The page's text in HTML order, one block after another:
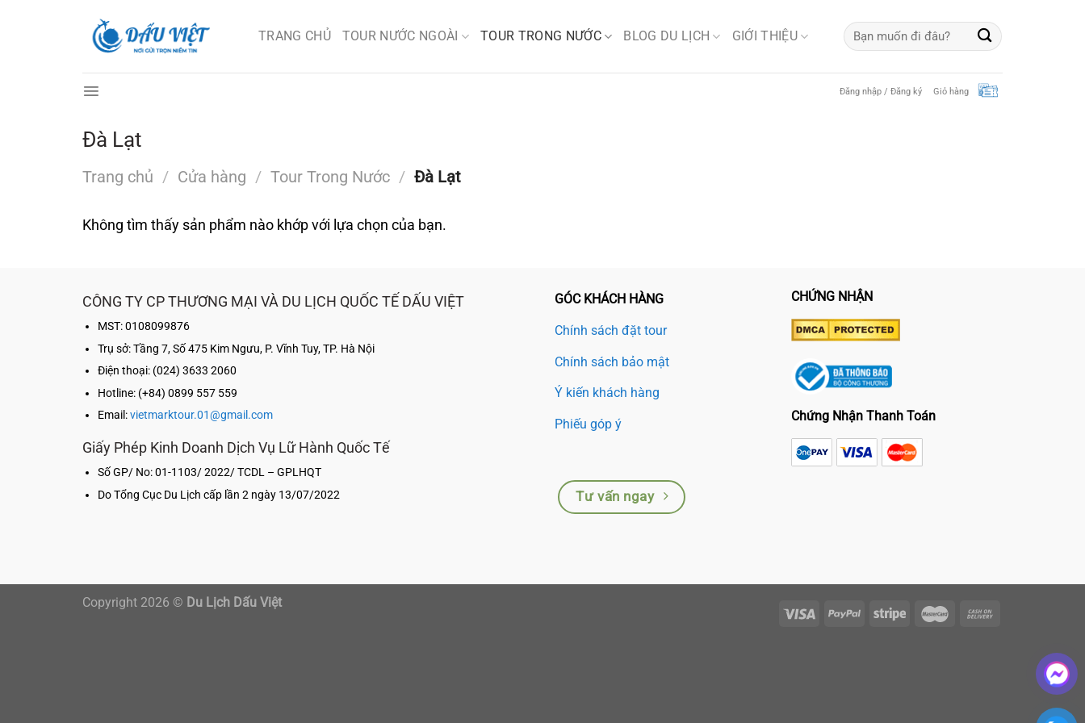
TRANG CHỦ TOUR NƯỚC NGOÀI TOUR TRONG NƯỚC BLOG DU LỊCH GIỚI THIỆU
Tìm
kiếm:
Đăng nhập / Đăng ký Giỏ hàng
Đà Lạt
Trang chủ / Cửa hàng / Tour Trong Nước / Đà Lạt
Không tìm thấy sản phẩm nào khớp với lựa chọn của bạn.
CÔNG TY CP THƯƠNG MẠI VÀ DU LỊCH QUỐC TẾ DẤU VIỆT
MST: 0108099876
Trụ sở:Tầng 7, Số 475 Kim Ngưu, P. Vĩnh Tuy, TP. Hà Nội
Điện thoại: (024) 3633 2060
Hotline: (+84) 0899 557 559
Email:vietmarktour.01@gmail.com
Giấy Phép Kinh Doanh Dịch Vụ Lữ Hành Quốc Tế
Số GP/ No: 01-1103/ 2022/ TCDL – GPLHQT
Do Tổng Cục Du Lịch cấp lần 2 ngày 13/07/2022
GÓC KHÁCH HÀNG
Chính sách đặt tour
Chính sách bảo mật
Ý kiến khách hàng
Phiếu góp ý
Tư vấn ngay
CHỨNG NHẬN
Chứng Nhận Thanh Toán
Copyright 2026 © Du Lịch Dấu Việt